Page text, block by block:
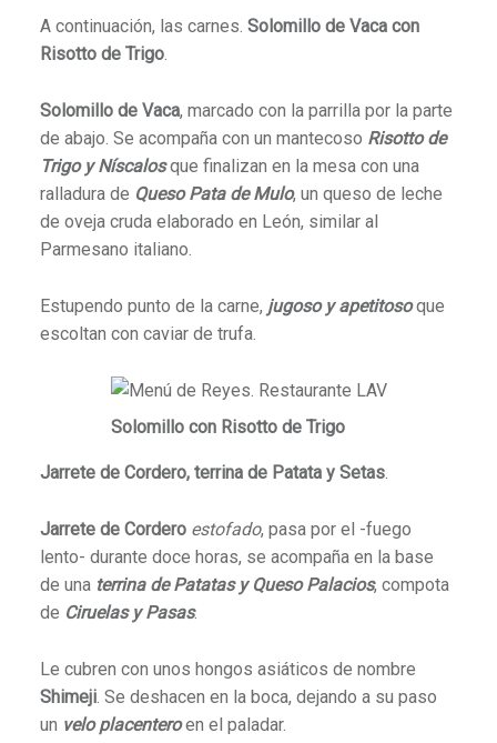
A continuación, las carnes. Solomillo de Vaca con
Risotto de Trigo.
Solomillo de Vaca, marcado con la parrilla por la parte
de abajo. Se acompaña con un mantecoso Risotto de
Trigo y Níscalosque finalizan en la mesa con una
ralladura de Queso Pata de Mulo, un queso de leche
de oveja cruda elaborado en León, similar al
Parmesano italiano.
Estupendo punto de la carne, jugoso y apetitosoque
escoltan con caviar de trufa.
Solomillo con Risotto de Trigo
Jarrete de Cordero, terrina de Patata y Setas.
Jarrete de Cordero estofado, pasa por el -fuego
lento- durante doce horas, se acompaña en la base
de una terrina de Patatas y Queso Palacios, compota
de Ciruelas y Pasas.
Le cubren con unos hongos asiáticos de nombre
Shimeji. Se deshacen en la boca, dejando a su paso
un velo placenteroen el paladar.